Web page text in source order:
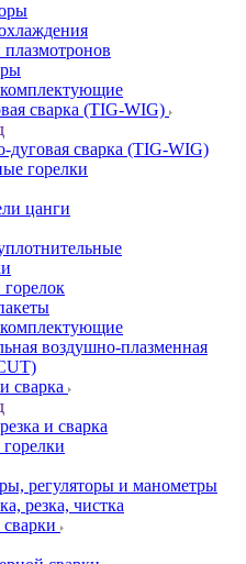
плазмотронов
сварка (TIG-WIG)
дуговая сварка (TIG-WIG)
горелки
цанги
воздушно-плазменная
сварка
и сварка
регуляторы и манометры
резка, чистка